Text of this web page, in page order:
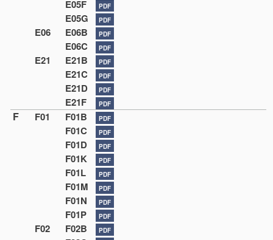
E05F PDF
E05G PDF
E06 E06B PDF
E06C PDF
E21 E21B PDF
E21C PDF
E21D PDF
E21F PDF
F F01 F01B PDF
F01C PDF
F01D PDF
F01K PDF
F01L PDF
F01M PDF
F01N PDF
F01P PDF
F02 F02B PDF